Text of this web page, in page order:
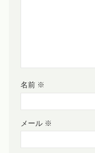
名前 ※
メール ※